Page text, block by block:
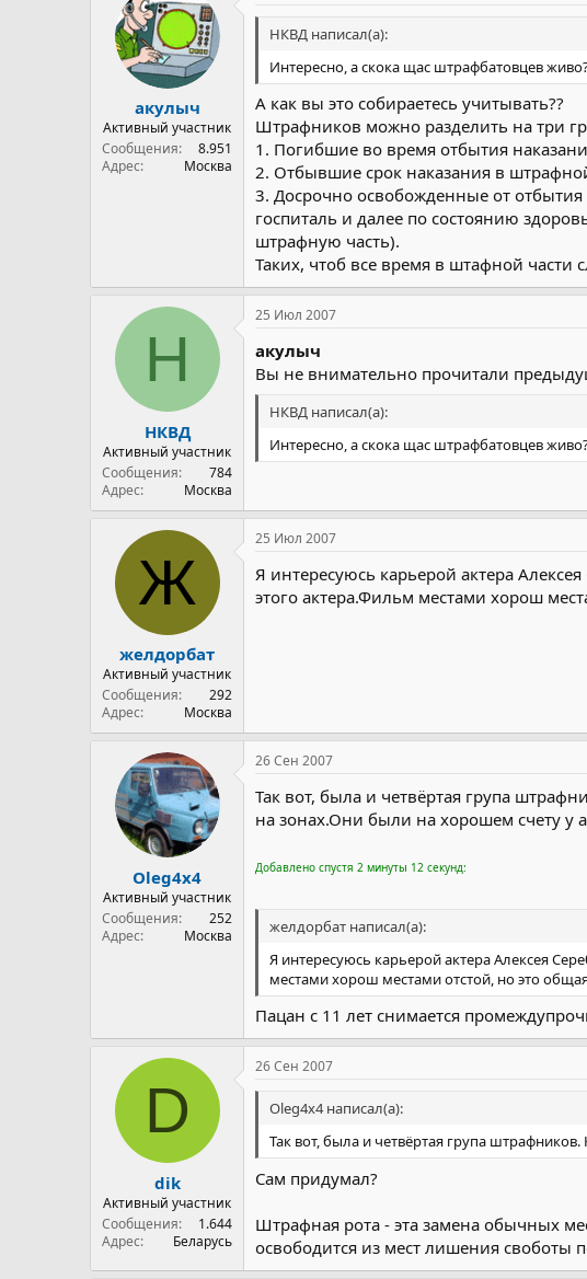
акулыч
Активный участник
Сообщения
8.951
Адрес
Москва
НКВД написал(а):
Интересно, а скока щас штрафбатовцев
А как вы это собираетесь учитывать??
Штрафников можно разделить на три
1. Погибшие во время отбытия
2. Отбывшие срок наказания в
3. Досрочно освобожденные от
госпиталь и далее по состоянию
штрафную часть).
Таких, чтоб все время в штафной части
Н
НКВД
Активный участник
Сообщения
784
Адрес
Москва
25 Июл 2007
акулыч
Вы не внимательно прочитали
НКВД написал(а):
Интересно, а скока щас штрафбатовцев
Ж
желдорбат
Активный участник
Сообщения
292
Адрес
Москва
25 Июл 2007
Я интересуюсь карьерой актера
этого актера.Фильм местами хорош
Oleg4x4
Активный участник
Сообщения
252
Адрес
Москва
26 Сен 2007
Так вот, была и четвёртая група
на зонах.Они были на хорошем счету у
Добавлено спустя 2 минуты 12 секунд:
желдорбат написал(а):
Я интересуюсь карьерой актера Алексея
местами хорош местами отстой, но это
Пацан с 11 лет снимается
D
dik
Активный участник
Сообщения
1.644
Адрес
Беларусь
26 Сен 2007
Oleg4x4 написал(а):
Так вот, была и четвёртая група
Сам придумал?
Штрафная рота - эта замена обычных
освободится из мест лишения своботы